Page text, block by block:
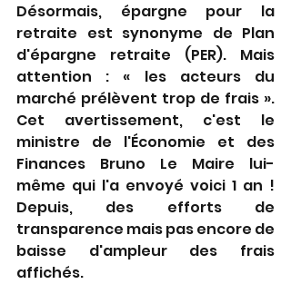
Désormais, épargne pour la
retraite est synonyme de Plan
d'épargne retraite (PER). Mais
attention : « les acteurs du
marché prélèvent trop de frais ».
Cet avertissement, c'est le
ministre de l'Économie et des
Finances Bruno Le Maire lui-
même qui l'a envoyé voici 1 an !
Depuis, des efforts de
transparence mais pas encore de
baisse d'ampleur des frais
affichés.